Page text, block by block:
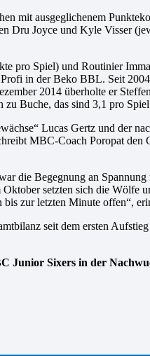
mit ausgeglichenem
Joyce und Kyle Visser
pro Spiel) und Routinier
in der Beko BBL. Seit
2014 überholte er
Buche, das sind 3,1 pro
Lucas Gertz und der
MBC-Coach Poropat den
die Begegnung an
setzten sich die Wölfe
zur letzten Minute offen“,
seit dem ersten
Junior Sixers in der